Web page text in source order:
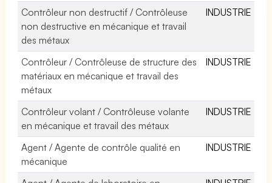
Contrôleur non destructif / Contrôleuse
non destructive en mécanique et travail
des métaux
INDUSTRIE
Contrôleur / Contrôleuse de structure des
matériaux en mécanique et travail des
métaux
INDUSTRIE
Contrôleur volant / Contrôleuse volante
en mécanique et travail des métaux
INDUSTRIE
Agent / Agente de contrôle qualité en
mécanique
INDUSTRIE